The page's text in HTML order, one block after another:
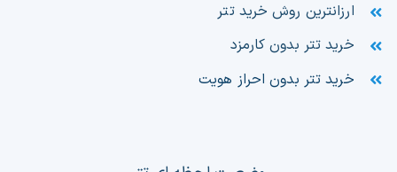
ارزانترین روش خرید تتر
خرید تتر بدون کارمزد
خرید تتر بدون احراز هویت